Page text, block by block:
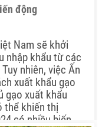
động
Nam sẽ khởi
nhập khẩu từ các
nhiên, việc Ấn
xuất khẩu gạo
gạo xuất khẩu
thể khiến thị
có nhiều biến